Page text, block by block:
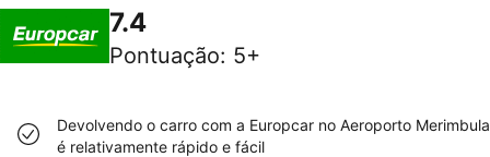
7.4
Pontuação: 5+
Devolvendo o carro com a Europcar no Aeroporto Merimbula
é relativamente rápido e fácil